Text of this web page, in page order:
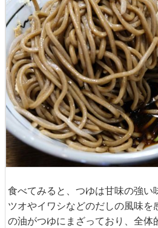
食べてみると、つゆは甘味の強い
ツオやイワシなどのだしの風味を
の油がつゆにまざっており、全体